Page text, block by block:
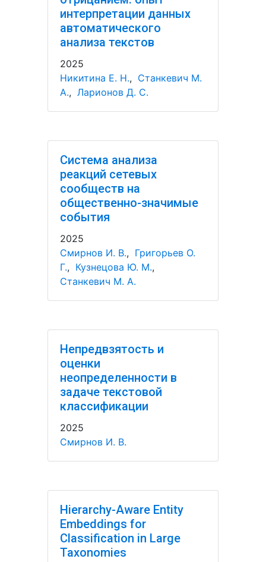
интерпретации данных
автоматического
анализа текстов
2025
Никитина Е. Н., Станкевич М.
А., Ларионов Д. С.
Система анализа
реакций сетевых
сообществ на
общественно-значимые
события
2025
Смирнов И. В., Григорьев О.
Г., Кузнецова Ю. М.,
Станкевич М. А.
Непредвзятость и
оценки
неопределенности в
задаче текстовой
классификации
2025
Смирнов И. В.
Hierarchy-Aware Entity
Embeddings for
Classification in Large
Taxonomies